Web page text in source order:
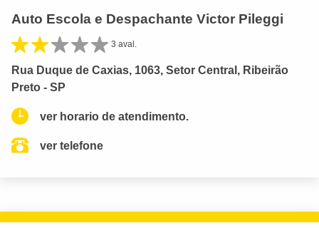
Auto Escola e Despachante Victor Pileggi
3 aval.
Rua Duque de Caxias, 1063, Setor Central, Ribeirão
Preto - SP
ver horario de atendimento.
ver telefone